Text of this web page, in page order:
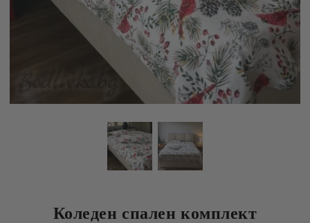
Коледен спален комплект